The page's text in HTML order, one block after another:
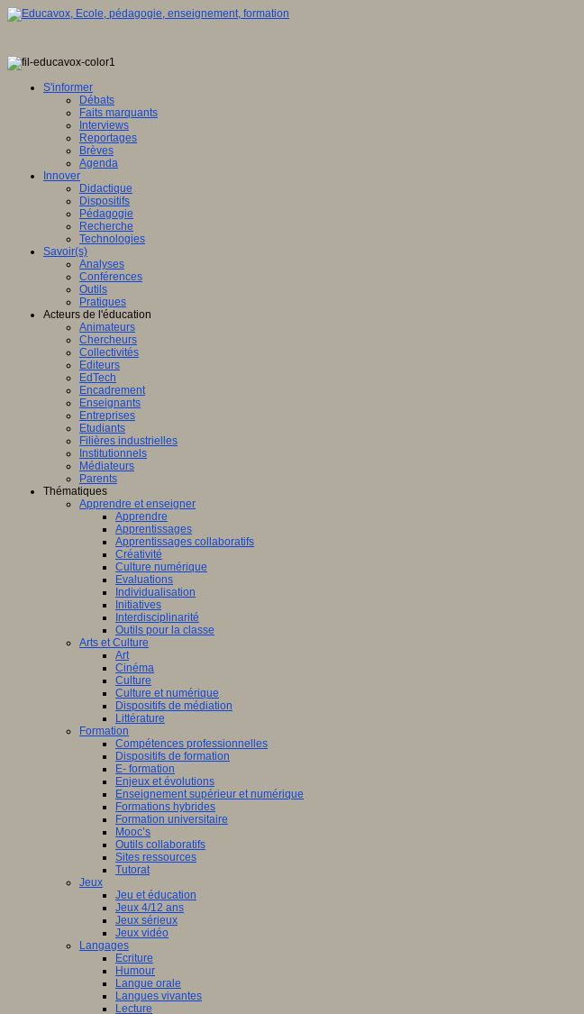
S'informer
Débats
Faits marquants
Interviews
Reportages
Brèves
Agenda
Innover
Didactique
Dispositifs
Pédagogie
Recherche
Technologies
Savoir(s)
Analyses
Conférences
Outils
Pratiques
Acteurs de l'éducation
Animateurs
Chercheurs
Collectivités
Editeurs
EdTech
Encadrement
Enseignants
Entreprises
Etudiants
Filières industrielles
Institutionnels
Médiateurs
Parents
Thématiques
Apprendre et enseigner
Apprendre
Apprentissages
Apprentissages collaboratifs
Créativité
Culture numérique
Evaluations
Individualisation
Initiatives
Interdisciplinarité
Outils pour la classe
Arts et Culture
Art
Cinéma
Culture
Culture et numérique
Dispositifs de médiation
Littérature
Formation
Compétences professionnelles
Dispositifs de formation
E- formation
Enjeux et évolutions
Enseignement supérieur et numérique
Formations hybrides
Formation universitaire
Mooc’s
Outils collaboratifs
Sites ressources
Tutorat
Jeux
Jeu et éducation
Jeux 4/12 ans
Jeux sérieux
Jeux vidéo
Langages
Ecriture
Humour
Langue orale
Langues vivantes
Lecture